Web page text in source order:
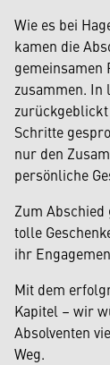
Wie es bei
kamen die
zusammen. In
Schritte
nur den
persönliche
Zum
tolle
ihr
Mit dem
Kapitel – wir
Absolventen
Weg.